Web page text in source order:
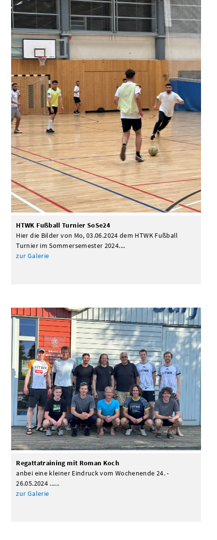
HTWK Fußball Turnier SoSe24
Hier die Bilder von Mo, 03.06.2024 dem HTWK Fußball
Turnier im Sommersemester 2024....
zur Galerie
Regattatraining mit Roman Koch
anbei eine kleiner Eindruck vom Wochenende 24. -
26.05.2024 ......
zur Galerie